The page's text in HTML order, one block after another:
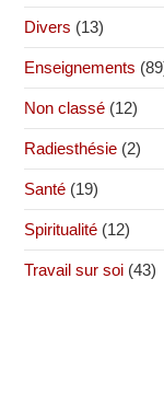
Divers (13)
Enseignements
Non classé (12)
Radiesthésie (2)
Santé (19)
Spiritualité (12)
Travail sur soi (43)